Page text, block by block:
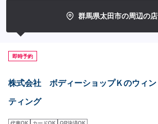
フターフォローにも素早く対応します。お客様に喜ん
ドバイスを心掛けております。
作業開始【4】仕上がり次第納車-----納期について-----
さい。-----代車について-----無料の代車をご用意して
ら５分入庫の際はお気をつけてお越しください。駐
いているスペースに駐車してください。受付はスタ
しました」とお伝えください。ご案内いたします。【
群馬県太田市の周辺の
即時予約
株式会社 ボディーショップＫのウィ
ティング